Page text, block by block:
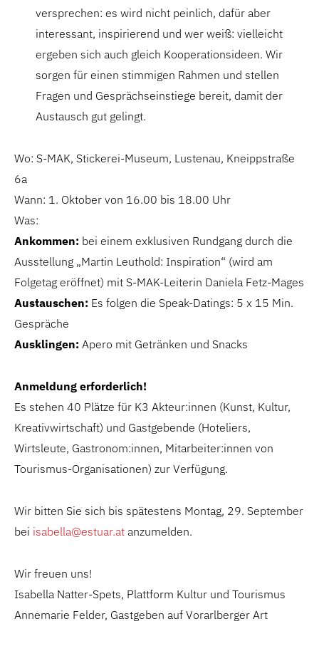
versprechen: es wird nicht peinlich, dafür aber
interessant, inspirierend und wer weiß: vielleicht
ergeben sich auch gleich Kooperationsideen. Wir
sorgen für einen stimmigen Rahmen und stellen
Fragen und Gesprächseinstiege bereit, damit der
Austausch gut gelingt.
Wo: S-MAK, Stickerei-Museum, Lustenau, Kneippstraße
6a
Wann: 1. Oktober von 16.00 bis 18.00 Uhr
Was:
Ankommen: bei einem exklusiven Rundgang durch die
Ausstellung „Martin Leuthold: Inspiration“ (wird am
Folgetag eröffnet) mit S-MAK-Leiterin Daniela Fetz-Mages
Austauschen: Es folgen die Speak-Datings: 5 x 15 Min.
Gespräche
Ausklingen: Apero mit Getränken und Snacks
Anmeldung erforderlich!
Es stehen 40 Plätze für K3 Akteur:innen (Kunst, Kultur,
Kreativwirtschaft) und Gastgebende (Hoteliers,
Wirtsleute, Gastronom:innen, Mitarbeiter:innen von
Tourismus-Organisationen) zur Verfügung.
Wir bitten Sie sich bis spätestens Montag, 29. September
bei isabella@estuar.at anzumelden.
Wir freuen uns!
Isabella Natter-Spets, Plattform Kultur und Tourismus
Annemarie Felder, Gastgeben auf Vorarlberger Art